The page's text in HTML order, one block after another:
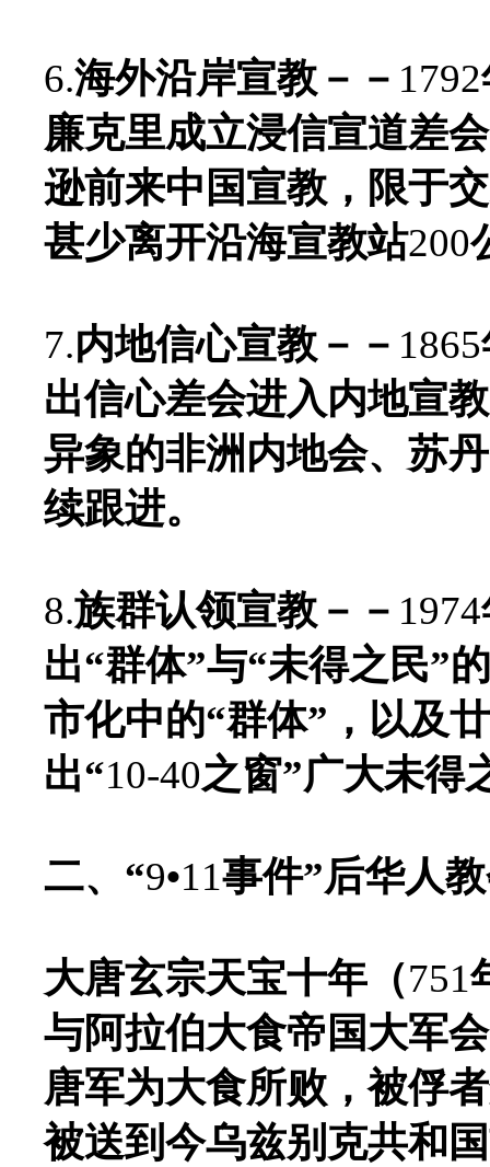
6.海外沿岸宣教－－ 1792
廉克里成立浸信宣道差
逊前来中国宣教，限于
甚少离开沿海宣教站200
7.内地信心宣教－－ 1865
出信心差会进入内地宣
异象的非洲内地会、苏
续跟进。
8.族群认领宣教－－ 1974
出“群体”与“未得之民”
市化中的“群体”，以及
出“10-40之窗”广大未得
二、“9•11事件”后华人
大唐玄宗天宝十年（751
与阿拉伯大食帝国大军
唐军为大食所败，被俘
被送到今乌兹别克共和